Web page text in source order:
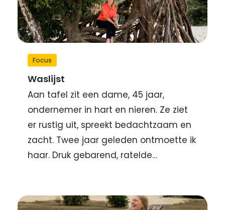
Focus
Waslijst
Aan tafel zit een dame, 45 jaar,
ondernemer in hart en nieren. Ze ziet
er rustig uit, spreekt bedachtzaam en
zacht. Twee jaar geleden ontmoette ik
haar. Druk gebarend, ratelde…